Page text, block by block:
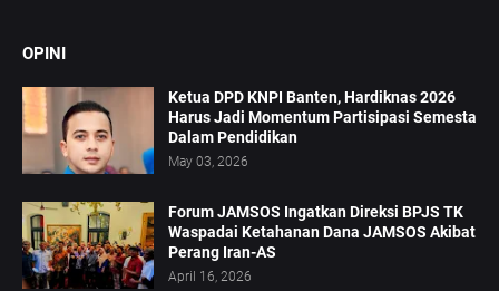
OPINI
Ketua DPD KNPI Banten, Hardiknas 2026
Harus Jadi Momentum Partisipasi Semesta
Dalam Pendidikan
May 03, 2026
Forum JAMSOS Ingatkan Direksi BPJS TK
Waspadai Ketahanan Dana JAMSOS Akibat
Perang Iran-AS
April 16, 2026